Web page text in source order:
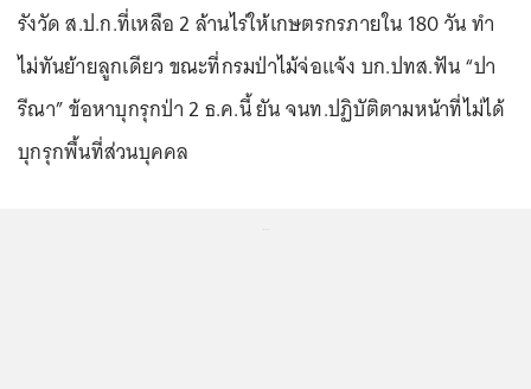
รังวัด ส.ป.ก.ที่เหลือ 2 ล้านไร่ให้เกษตรกรภายใน 180 วัน ทำ
ไม่ทันย้ายลูกเดียว ขณะที่กรมป่าไม้จ่อแจ้ง บก.ปทส.ฟัน “ปา
รีณา” ข้อหาบุกรุกป่า 2 ธ.ค.นี้ ยัน จนท.ปฏิบัติตามหน้าที่ไม่ได้
บุกรุกพื้นที่ส่วนบุคคล